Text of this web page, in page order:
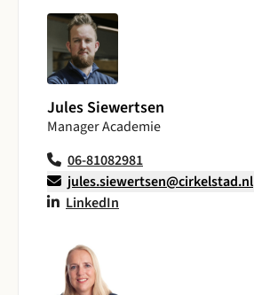
Jules Siewertsen
Manager Academie
06-81082981
jules.siewertsen@cirkelstad.nl
LinkedIn